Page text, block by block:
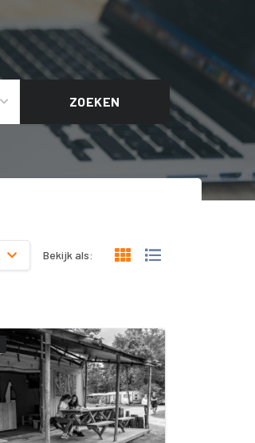
ZOEKEN
Bekijk als: